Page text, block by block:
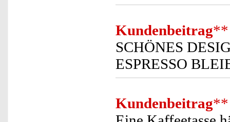
Kundenbeitrag**
SCHÖNES
ESPRESSO
Kundenbeitrag**